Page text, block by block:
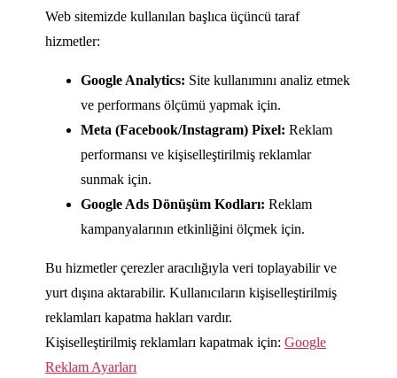
Web sitemizde kullanılan başlıca üçüncü taraf
hizmetler:
Google Analytics: Site kullanımını analiz etmek
ve performans ölçümü yapmak için.
Meta (Facebook/Instagram) Pixel: Reklam
performansı ve kişiselleştirilmiş reklamlar
sunmak için.
Google Ads Dönüşüm Kodları: Reklam
kampanyalarının etkinliğini ölçmek için.
Bu hizmetler çerezler aracılığıyla veri toplayabilir ve
yurt dışına aktarabilir. Kullanıcıların kişiselleştirilmiş
reklamları kapatma hakları vardır.
Kişiselleştirilmiş reklamları kapatmak için:Google
Reklam Ayarları